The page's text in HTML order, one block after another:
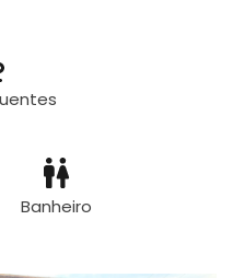
Banheiro